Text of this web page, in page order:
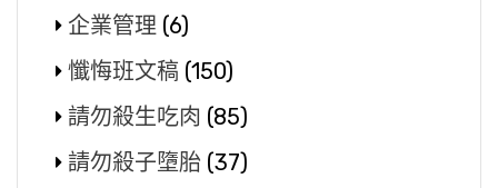
企業管理 (6)
懺悔班文稿 (150)
請勿殺生吃肉 (85)
請勿殺子墮胎 (37)